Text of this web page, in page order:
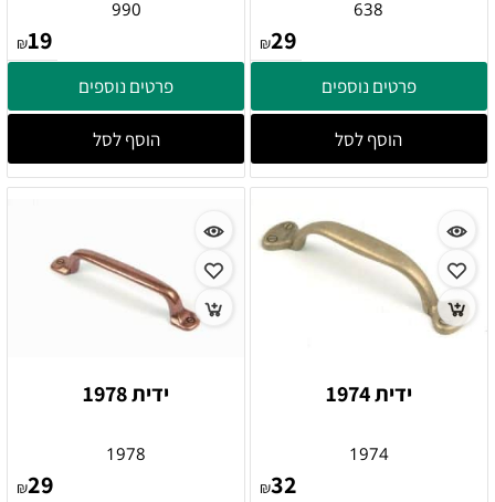
638
₪29
פרטים נוספים
הוסף לסל
990
₪19
פרטים נוספים
הוסף לסל
ידית 1974
1974
₪32
ידית 1978
1978
₪29